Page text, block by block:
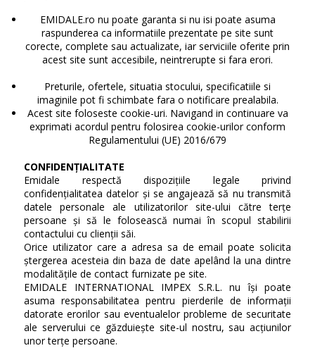
EMIDALE.ro nu poate garanta si nu isi poate asuma
raspunderea ca informatiile prezentate pe site sunt
corecte, complete sau actualizate, iar serviciile oferite prin
acest site sunt accesibile, neintrerupte si fara erori.
Preturile, ofertele, situatia stocului, specificatiile si
imaginile pot fi schimbate fara o notificare prealabila.
Acest site foloseste cookie-uri. Navigand in continuare va
exprimati acordul pentru folosirea cookie-urilor conform
Regulamentului (UE) 2016/679
CONFIDENȚIALITATE
Emidale respectă dispozițiile legale privind
confidențialitatea datelor și se angajează să nu transmită
datele personale ale utilizatorilor site-ului către terțe
persoane și să le folosească numai în scopul stabilirii
contactului cu clienții săi.
Orice utilizator care a adresa sa de email poate solicita
ștergerea acesteia din baza de date apelând la una dintre
modalitățile de contact furnizate pe site.
EMIDALE INTERNATIONAL IMPEX S.R.L. nu își poate
asuma responsabilitatea pentru pierderile de informații
datorate erorilor sau eventualelor probleme de securitate
ale serverului ce găzduiește site-ul nostru, sau acțiunilor
unor terțe persoane.